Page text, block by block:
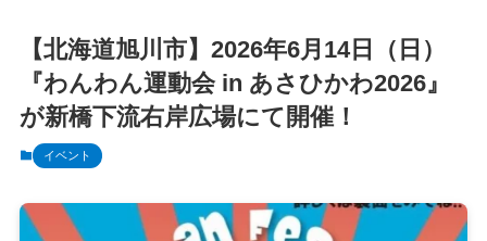
【北海道旭川市】2026年6月14日（日）
『わんわん運動会 in あさひかわ2026』
が新橋下流右岸広場にて開催！
イベント